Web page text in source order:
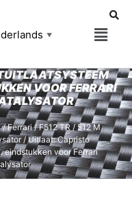
▼
VOOR FERRARI
/Ferrari/F512 TR / 512 M
/ Uitlaat: Capristo
eindstukken voor Ferrari